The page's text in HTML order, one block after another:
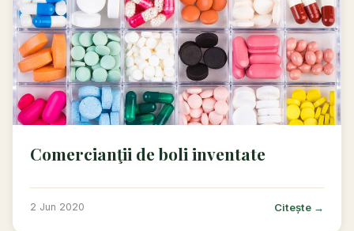
Comercianţii de boli inventate
2 Jun 2020 Citește →